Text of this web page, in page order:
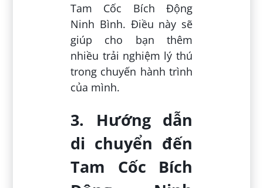
Tam Cốc Bích Động
Ninh Bình. Điều này sẽ
giúp cho bạn thêm
nhiều trải nghiệm lý thú
trong chuyến hành trình
của mình.
3. Hướng dẫn
di chuyển đến
Tam Cốc Bích